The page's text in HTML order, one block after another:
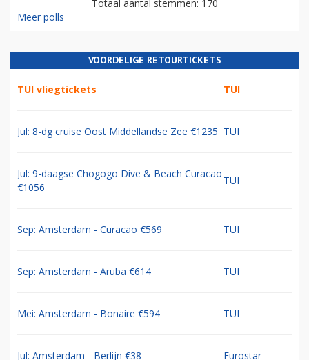
Totaal aantal stemmen: 170
Meer polls
VOORDELIGE RETOURTICKETS
TUI vliegtickets TUI
Jul: 8-dg cruise Oost Middellandse Zee €1235 TUI
Jul: 9-daagse Chogogo Dive & Beach Curacao
€1056
TUI
Sep: Amsterdam - Curacao €569 TUI
Sep: Amsterdam - Aruba €614 TUI
Mei: Amsterdam - Bonaire €594 TUI
Jul: Amsterdam - Berlijn €38 Eurostar